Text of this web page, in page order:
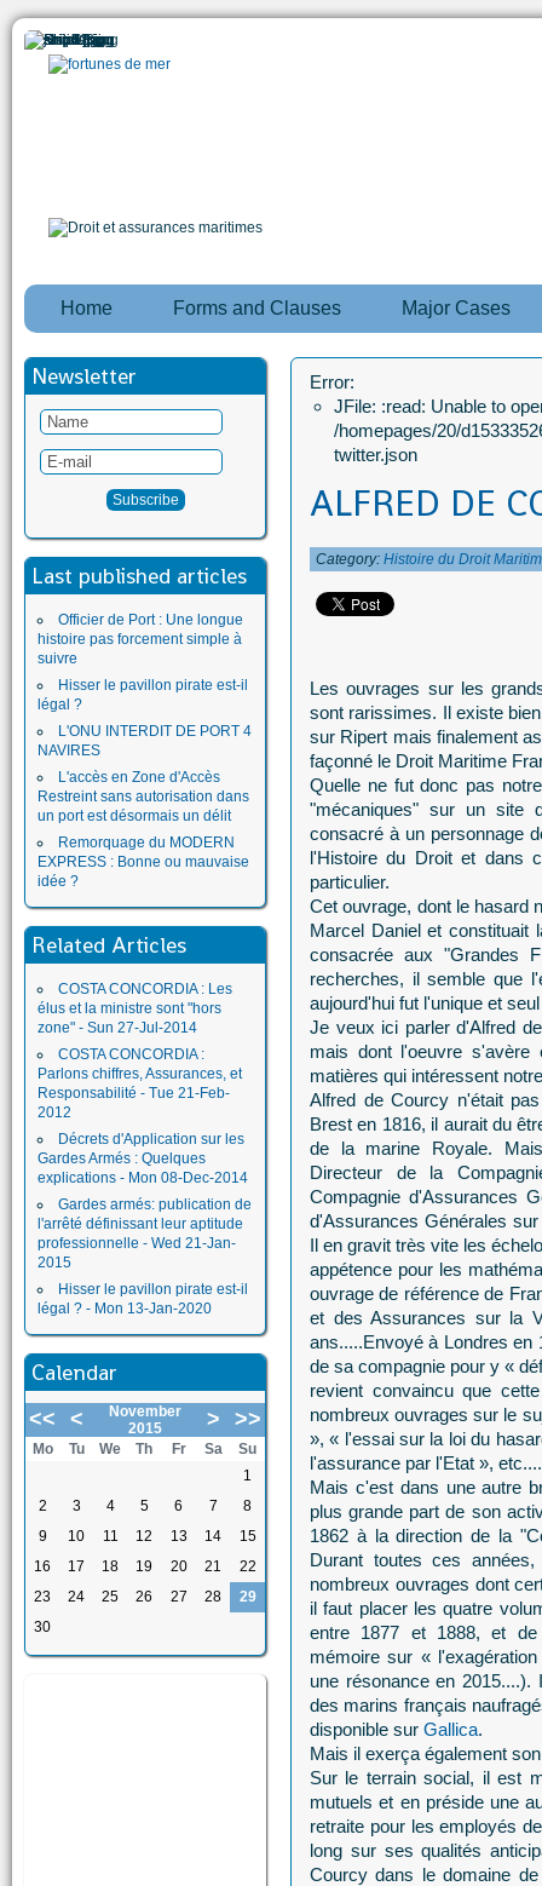
Home Forms and Clauses Major Cases
Newsletter
Last published articles
Officier de Port : Une longue
histoire pas forcement simple à
suivre
Hisser le pavillon pirate est-il
légal ?
L'ONU INTERDIT DE PORT 4
NAVIRES
L'accès en Zone d'Accès
Restreint sans autorisation dans
un port est désormais un délit
Remorquage du MODERN
EXPRESS : Bonne ou mauvaise
idée ?
Related Articles
COSTA CONCORDIA : Les
élus et la ministre sont "hors
zone" - Sun 27-Jul-2014
COSTA CONCORDIA :
Parlons chiffres, Assurances, et
Responsabilité - Tue 21-Feb-
2012
Décrets d'Application sur les
Gardes Armés : Quelques
explications - Mon 08-Dec-2014
Gardes armés: publication de
l'arrêté définissant leur aptitude
professionnelle - Wed 21-Jan-
2015
Hisser le pavillon pirate est-il
légal ? - Mon 13-Jan-2020
Calendar
<< <
November
2015
> >>
Mo Tu We Th Fr Sa
Su
1
2
3 4 5 6 7
8
9
10 11 12 13 14
15
16
17 18 19 20 21
22
23
24 25 26 27 28
29
30
Error:
JFile: :read: Unable to
/homepages/20/
twitter.json
ALFRED DE
Category: Histoire du Droit
Les ouvrages sur les
sont rarissimes. Il existe
sur Ripert mais finalement
façonné le Droit Maritime
Quelle ne fut donc pas
"mécaniques" sur un site
consacré à un personnage
l'Histoire du Droit et dans
particulier.
Cet ouvrage, dont le hasard
Marcel Daniel et constituait
consacrée aux "Grandes
recherches, il semble que
aujourd'hui fut l'unique et
Je veux ici parler d'Alfred
mais dont l'oeuvre
matières qui intéressent
Alfred de Courcy n'était
Brest en 1816, il aurait du
de la marine Royale.
Directeur de la
Compagnie d'Assurances
d'Assurances Générales
Il en gravit très vite les
appétence pour les
ouvrage de référence de
et des Assurances sur la
ans.....Envoyé à Londres en
de sa compagnie pour y «
revient convaincu que
nombreux ouvrages sur le
», « l'essai sur la loi du
l'assurance par l'Etat »,
Mais c'est dans une autre
plus grande part de son
1862 à la direction de la
Durant toutes ces
nombreux ouvrages dont
il faut placer les quatre
entre 1877 et 1888, et
mémoire sur «
une résonance en
des marins français
disponible sur Gallica.
Mais il exerça également
Sur le terrain social, il est
mutuels et en préside une
retraite pour les employés
long sur ses qualités
Courcy dans le domaine